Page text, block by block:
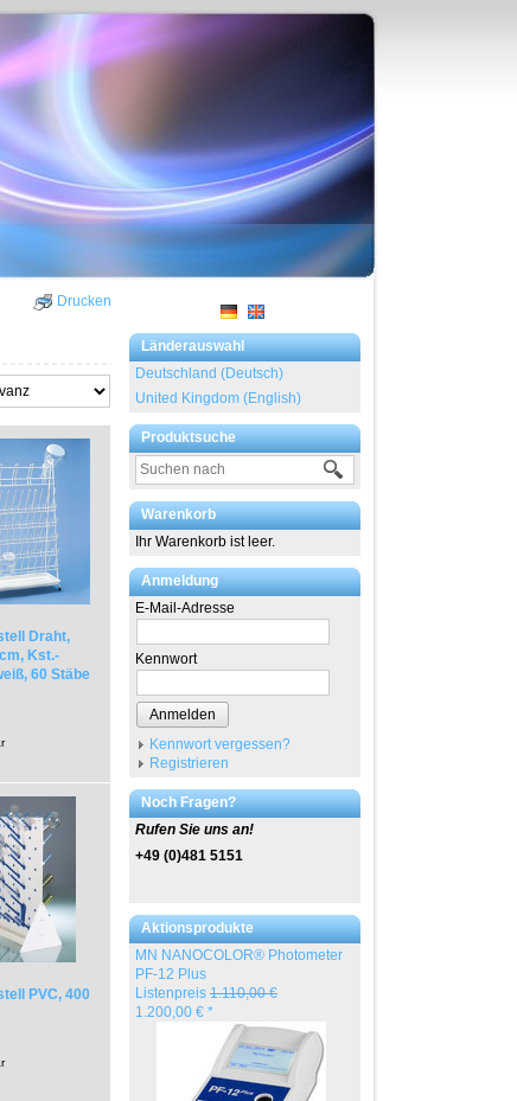
Länderauswahl
Deutschland (Deutsch)
United Kingdom (English)
Produktsuche
Warenkorb
Ihr Warenkorb ist leer.
Anmeldung
E-Mail-Adresse
Kennwort
Anmelden
Kennwort vergessen?
Registrieren
Noch Fragen?
Rufen Sie uns an!
+49 (0)481 5151
Aktionsprodukte
MN NANOCOLOR® Photometer
PF-12 Plus
Listenpreis 1.110,00 €
1.200,00 € *
Drucken
Draht,
Kst.-
60 Stäbe
PVC, 400